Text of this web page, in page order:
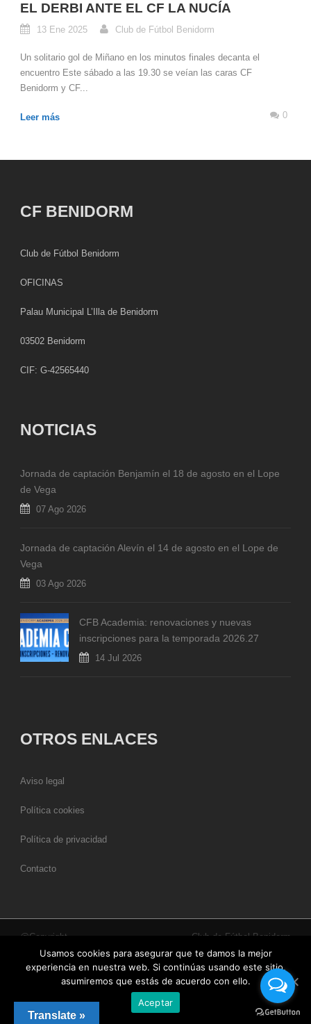
EL DERBI ANTE EL CF LA NUCÍA
13 Ene 2025 Club de Fútbol Benidorm
Un solitario gol de Miñano en los minutos finales decanta el
encuentro Este sábado a las 19.30 se veían las caras CF
Benidorm y CF...
Leer más 0
CF BENIDORM
Club de Fútbol Benidorm
OFICINAS
Palau Municipal L’Illa de Benidorm
03502 Benidorm
CIF: G-42565440
NOTICIAS
Jornada de captación Benjamín el 18 de agosto en el Lope
de Vega
07 Ago 2026
Jornada de captación Alevín el 14 de agosto en el Lope de
Vega
03 Ago 2026
CFB Academia: renovaciones y nuevas
inscripciones para la temporada 2026.27
14 Jul 2026
OTROS ENLACES
Aviso legal
Política cookies
Política de privacidad
Contacto
@Copyright Club de Fútbol Benidorm
Translate »
Usamos cookies para asegurar que te damos la mejor
experiencia en nuestra web. Si continúas usando este sitio,
asumiremos que estás de acuerdo con ello.
Aceptar